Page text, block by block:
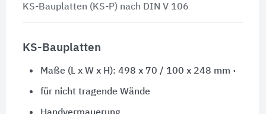
KS-Bauplatten (KS-P) nach DIN V 106
KS-Bauplatten
Maße (L x W x H): 498 x 70 / 100 x 248 mm ·
für nicht tragende Wände